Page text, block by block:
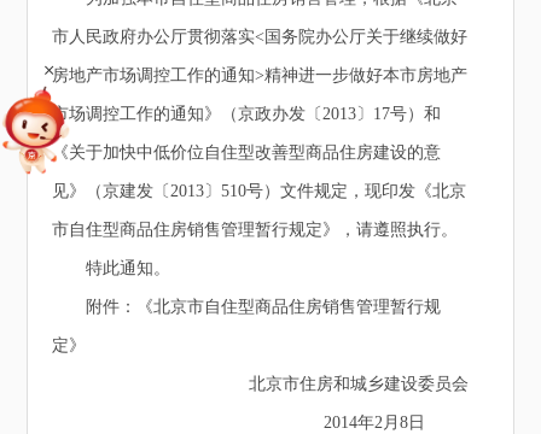
市人民政府办公厅贯彻落实<国务院办公厅关于继续做好
房地产市场调控工作的通知>精神进一步做好本市房地产
市场调控工作的通知》（京政办发〔2013〕17号）和
《关于加快中低价位自住型改善型商品住房建设的意
见》（京建发〔2013〕510号）文件规定，现印发《北京
市自住型商品住房销售管理暂行规定》，请遵照执行。
特此通知。
附件：《北京市自住型商品住房销售管理暂行规
定》
北京市住房和城乡建设委员会
2014年2月8日
+